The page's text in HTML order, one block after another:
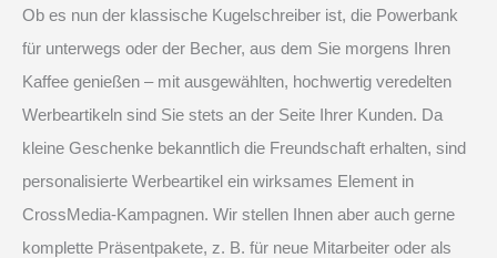
Ob es nun der klassische Kugelschreiber ist, die Powerbank
für unterwegs oder der Becher, aus dem Sie morgens Ihren
Kaffee genießen – mit ausgewählten, hochwertig veredelten
Werbeartikeln sind Sie stets an der Seite Ihrer Kunden. Da
kleine Geschenke bekanntlich die Freundschaft erhalten, sind
personalisierte Werbeartikel ein wirksames Element in
CrossMedia-Kampagnen. Wir stellen Ihnen aber auch gerne
komplette Präsentpakete, z. B. für neue Mitarbeiter oder als